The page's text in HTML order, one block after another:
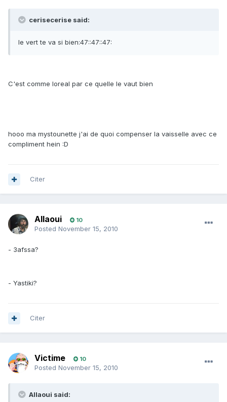
cerisecerise said:
le vert te va si bien:47::47::47:
C'est comme loreal par ce quelle le vaut bien
hooo ma mystounette j'ai de quoi compenser la vaisselle avec ce
compliment hein :D
Citer
Allaoui 10
Posted November 15, 2010
- 3afssa?
- Yastiki?
Citer
Victime 10
Posted November 15, 2010
Allaoui said: